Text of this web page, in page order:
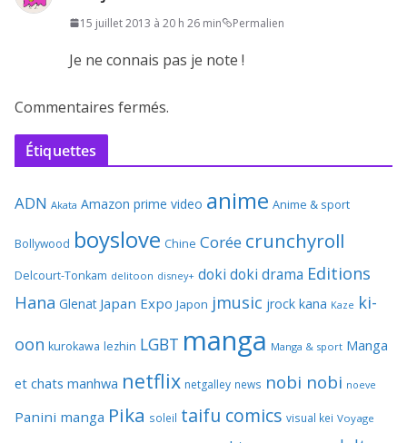
15 juillet 2013 à 20 h 26 min Permalien
Je ne connais pas je note !
Commentaires fermés.
Étiquettes
ADN Akata Amazon prime video anime Anime & sport
Bollywood boyslove Chine Corée crunchyroll
Delcourt-Tonkam delitoon disney+ doki doki drama Editions
Hana Glenat Japan Expo Japon jmusic jrock kana Kaze ki-
oon kurokawa lezhin LGBT manga Manga & sport Manga
et chats manhwa netflix netgalley news nobi nobi noeve
Panini manga Pika soleil taifu comics visual kei Voyage